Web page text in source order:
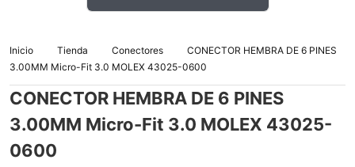
Inicio Tienda Conectores
CONECTOR HEMBRA DE 6 PINES
3.00MM Micro-Fit 3.0 MOLEX 43025-0600
CONECTOR HEMBRA DE 6 PINES
3.00MM Micro-Fit 3.0 MOLEX 43025-
0600